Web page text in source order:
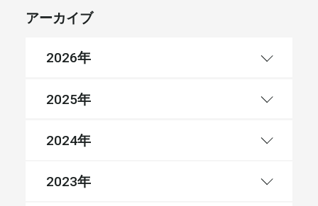
アーカイブ
2026年
2025年
2024年
2023年